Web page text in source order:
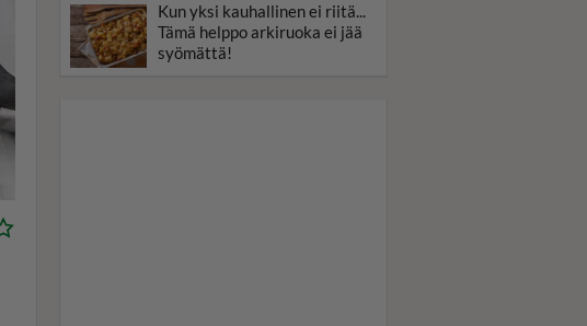
Kun yksi kauhallinen ei riitä...
Tämä helppo arkiruoka ei jää
syömättä!